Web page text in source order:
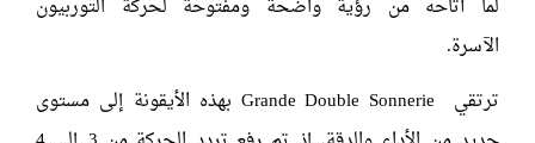
لما أتاحه من رؤية واضحة ومفتوحة لحركة التوربيون
الآسرة.
ترتقي Grande Double Sonnerie بهذه الأيقونة إلى مستوى